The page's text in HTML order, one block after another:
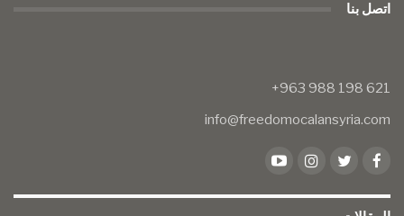
اتصل بنا
info@freedomocalansyria.com